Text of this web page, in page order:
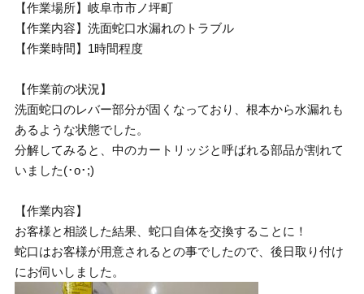
【作業場所】岐阜市市ノ坪町
【作業内容】洗面蛇口水漏れのトラブル
【作業時間】1時間程度
【作業前の状況】
洗面蛇口のレバー部分が固くなっており、根本から水漏れも
あるような状態でした。
分解してみると、中のカートリッジと呼ばれる部品が割れて
いました(･o･;)
【作業内容】
お客様と相談した結果、蛇口自体を交換することに！
蛇口はお客様が用意されるとの事でしたので、後日取り付け
にお伺いしました。